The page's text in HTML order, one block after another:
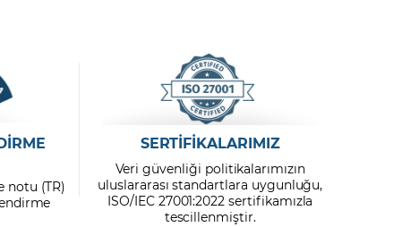
notu (TR)
SERTİFİKALARIMIZ
Veri güvenliği politikalarımızın
uluslararası standartlara uygunluğu,
ISO/IEC 27001:2022 sertifikamızla
tescillenmiştir.